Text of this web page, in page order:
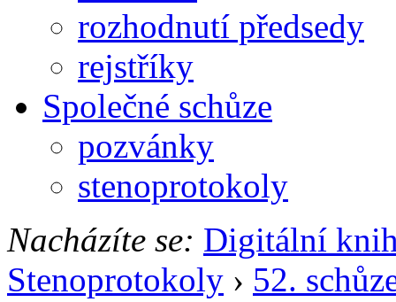
rozhodnutí předsedy
rejstříky
Společné schůze
pozvánky
stenoprotokoly
Nacházíte se: Digitální
Stenoprotokoly › 52.